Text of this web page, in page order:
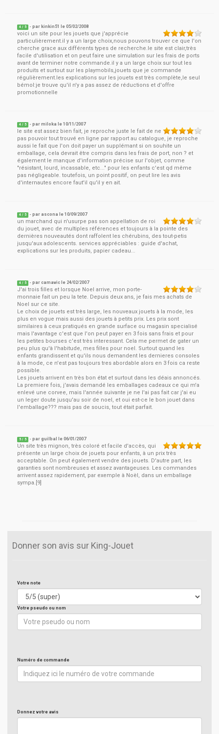
4 / 5 - par kinkin51 le05/02/2008
voici un site pour les jouets que j'apprécie
particulièrement.il y a un large choix,nous pouvons trouver ce que l'on
cherche grace aux différents types de recherche.le site est clair,très
facile d'utilisation et on peut faire une simulation sur les frais de ports
avant de terminer notre commande.il y a un large choix sur tout les
produits et surtout sur les playmobils,jouets que je commande
régulièrement.les explications sur les jouets est très complète,le seul
bémol:je trouve qu'il n'y a pas assez de réductions et d'offre
promotionnelle
4 / 5 - parmiloka le10/11/2007
le site est assez bien fait, je reproche juste le fait de ne
pas pouvoir tout trouvé en ligne par rapport au catalogue, je reproche
aussi le fait que l'on doit payer un supplémant si on souhite un
emballage, cela devrait être compris dans les frais de port, non ? et
également le manque d'information précise sur l'objet, comme
"résistant, lourd, incassable, etc..." pour les enfants c'est qd même
pas négligeable. toutefois, un point positif, on peut lire les avis
d'internautes encore faut'il qu'il y en ait.
4 / 5 - par ascona le10/09/2007
un marchand qui n'usurpe pas son appellation de roi
du jouet, avec de multiples références et toujours à la pointe des
dernières nouveautés dont raffolent les chérubins, des tout-petis
jusqu'aux adolescents. services appréciables : guide d'achat,
explications sur les produits, papier cadeau...
4 / 5 - parcamavic le 24/02/2007
J'ai trois filles et lorsque Noel arrive, mon porte-
monnaie fait un peu la tete. Depuis deux ans, je fais mes achats de
Noel sur ce site.
Le choix de jouets est très large, les nouveaux jouets à la mode, les
plus en vogue mais aussi des jouets à petits prix. Les prix sont
similaires à ceux pratiqués en grande surface ou magasin specialisé
mais l'avantage c'est que l'on peut payer en 3 fois sans frais et pour
les petites bourses c'est très interessant. Cela me permet de gater un
peu plus qu'à l'habitude, mes filles pour noel. Surtout quand les
enfants grandissent et qu'ils nous demandent les dernieres consoles
à la mode, ce n'est pas toujours tres abordable alors en 3 fois ca reste
possible.
Les jouets arrivent en très bon état et surtout dans les déais annoncés.
La premiere fois, j'avais demandé les emballages cadeaux ce qui m'a
enlevé une corvee, mais l'année suivante je ne l'ai pas fait car j'ai eu
un leger doute jusqu'au soir de noel, et oui est-ce le bon jouet dans
l'emballage??? mais pas de soucis, tout était parfait.
5 / 5 - parguilbal le06/01/2007
Un site très mignon, très coloré et facile d'accès, qui
présente un large choix de jouets pour enfants, à un prix très
acceptable. On peut également vendre des jouets. D'autre part, les
garanties sont nombreuses et assez avantageuses. Les commandes
arrivent assez rapidement, par exemple à Noël, dans un emballage
sympa.[9]
Donner son avis sur King-Jouet
Votre note
Votre pseudo ou nom
Numéro de commande
Donnez votre avis